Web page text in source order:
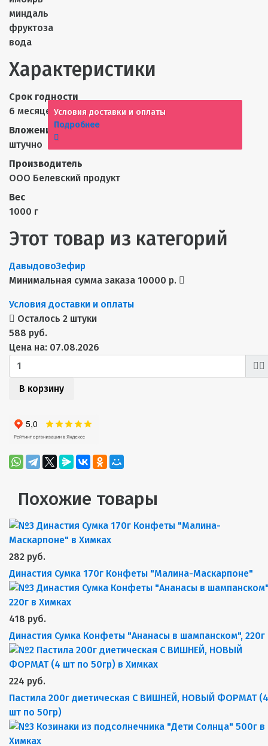
миндаль
фруктоза
вода
Характеристики
Срок годности
6 месяцев
Вложений в коробке
штучно
Производитель
ООО Белевский продукт
Вес
1000 г
Этот товар из категорий
ДавыдовоЗефир
Минимальная сумма заказа 10000 р.
Условия доставки и оплаты
Осталось 2 штуки
588 руб.
Цена на: 07.08.2026
В корзину
Похожие товары
282 руб.
Династия Сумка 170г Конфеты "Малина-Маскарпоне"
418 руб.
Династия Сумка Конфеты "Ананасы в шампанском", 220г
224 руб.
Пастила 200г диетическая С ВИШНЕЙ, НОВЫЙ ФОРМАТ (4
шт по 50гр)
Условия доставки и оплаты
Подробнее